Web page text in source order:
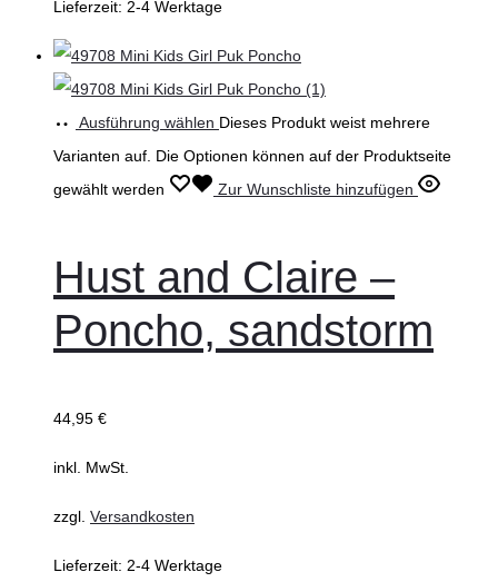
Lieferzeit: 2-4 Werktage
Ausführung wählen Dieses Produkt weist mehrere
Varianten auf. Die Optionen können auf der Produktseite
gewählt werden
Zur Wunschliste hinzufügen
Hust and Claire –
Poncho, sandstorm
44,95 €
inkl. MwSt.
zzgl. Versandkosten
Lieferzeit: 2-4 Werktage